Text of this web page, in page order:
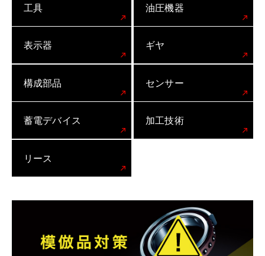
工具 油圧機器
表示器 ギヤ
構成部品 センサー
蓄電デバイス 加工技術
リース